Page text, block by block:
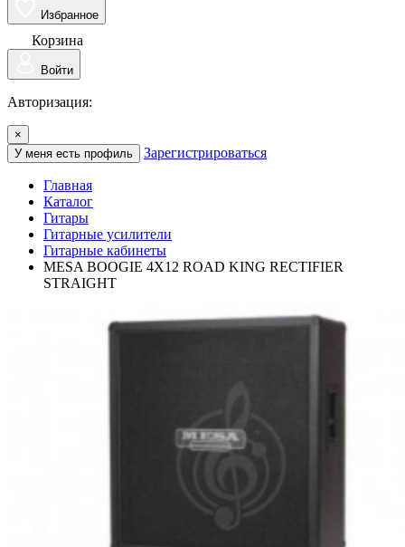
Избранное
Корзина
Войти
Авторизация:
×
У меня есть профиль
Зарегистрироваться
Главная
Каталог
Гитары
Гитарные усилители
Гитарные кабинеты
MESA BOOGIE 4X12 ROAD KING RECTIFIER
STRAIGHT